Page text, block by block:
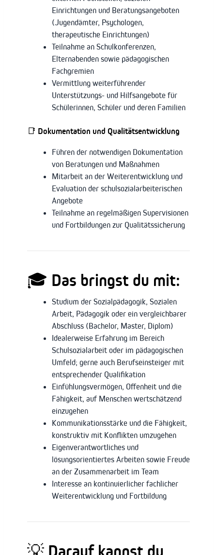
Einrichtungen und Beratungsangeboten
(Jugendämter, Psychologen,
therapeutische Einrichtungen)
Teilnahme an Schulkonferenzen,
Elternabenden sowie pädagogischen
Fachgremien
Vermittlung weiterführender
Unterstützungs- und Hilfsangebote für
Schülerinnen, Schüler und deren Familien
📑 Dokumentation und Qualitätsentwicklung
Führen der notwendigen Dokumentation
von Beratungen und Maßnahmen
Mitarbeit an der Weiterentwicklung und
Evaluation der schulsozialarbeiterischen
Angebote
Teilnahme an regelmäßigen Supervisionen
und Fortbildungen zur Qualitätssicherung
🎓 Das bringst du mit:
Studium der Sozialpädagogik, Sozialen
Arbeit, Pädagogik oder ein vergleichbarer
Abschluss (Bachelor, Master, Diplom)
Idealerweise Erfahrung im Bereich
Schulsozialarbeit oder im pädagogischen
Umfeld; gerne auch Berufseinsteiger mit
entsprechender Qualifikation
Einfühlungsvermögen, Offenheit und die
Fähigkeit, auf Menschen wertschätzend
einzugehen
Kommunikationsstärke und die Fähigkeit,
konstruktiv mit Konflikten umzugehen
Eigenverantwortliches und
lösungsorientiertes Arbeiten sowie Freude
an der Zusammenarbeit im Team
Interesse an kontinuierlicher fachlicher
Weiterentwicklung und Fortbildung